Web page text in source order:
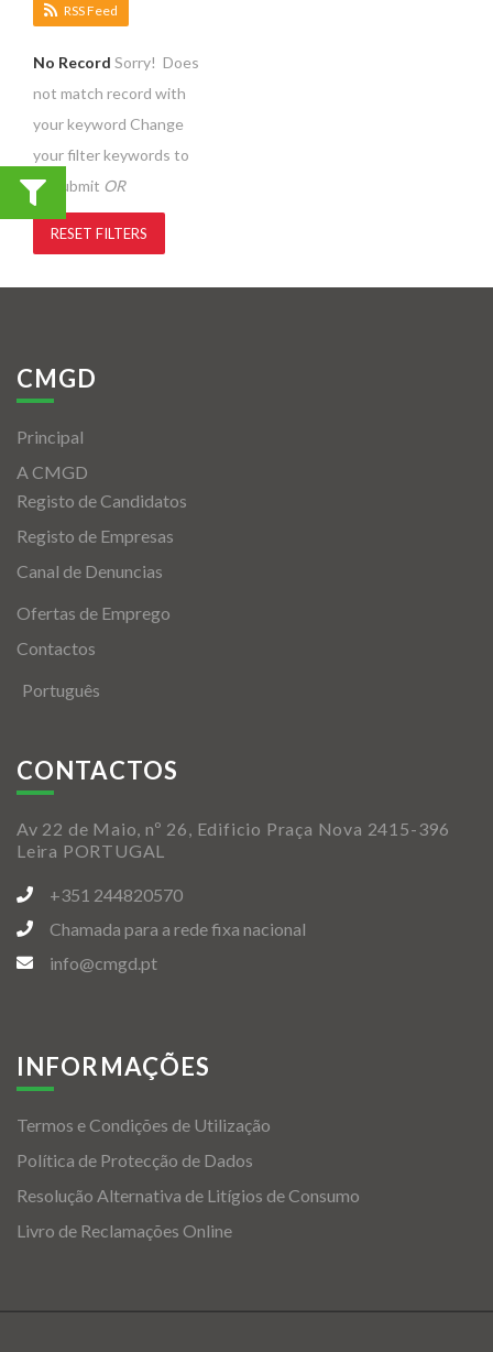
RSS Feed
No Record Sorry! Does
not match record with
your keyword Change
your filter keywords to
re-submit OR
RESET FILTERS
CMGD
Principal
A CMGD
Registo de Candidatos
Registo de Empresas
Canal de Denuncias
Ofertas de Emprego
Contactos
Português
CONTACTOS
Av 22 de Maio, nº 26, Edificio Praça Nova 2415-396
Leira PORTUGAL
+351 244820570
Chamada para a rede fixa nacional
info@cmgd.pt
INFORMAÇÕES
Termos e Condições de Utilização
Política de Protecção de Dados
Resolução Alternativa de Litígios de Consumo
Livro de Reclamações Online